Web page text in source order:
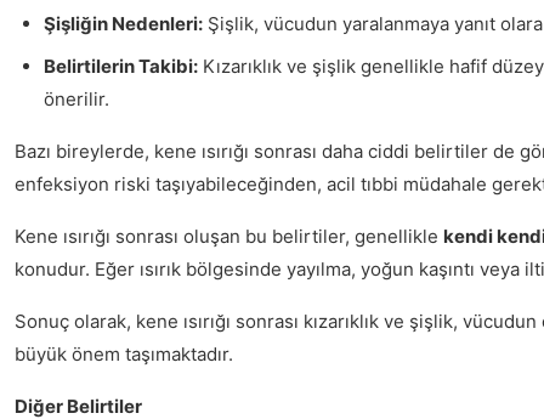
Şişliğin Nedenleri: Şişlik, vücudun yaralanmaya yanıt
Belirtilerin Takibi: Kızarıklık ve şişlik genellikle hafif
önerilir.
Bazı bireylerde, kene ısırığı sonrası daha ciddi belirtiler de
enfeksiyon riski taşıyabileceğinden, acil tıbbi müdahale
Kene ısırığı sonrası oluşan bu belirtiler, genellikle kendi
konudur. Eğer ısırık bölgesinde yayılma, yoğun kaşıntı
Sonuç olarak, kene ısırığı sonrası kızarıklık ve şişlik,
büyük önem taşımaktadır.
Diğer Belirtiler